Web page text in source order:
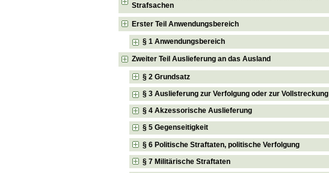
Strafsachen
Erster Teil Anwendungsbereich
§ 1 Anwendungsbereich
Zweiter Teil Auslieferung an das Ausland
§ 2 Grundsatz
§ 3 Auslieferung zur Verfolgung oder zur Vollstreckung
§ 4 Akzessorische Auslieferung
§ 5 Gegenseitigkeit
§ 6 Politische Straftaten, politische Verfolgung
§ 7 Militärische Straftaten